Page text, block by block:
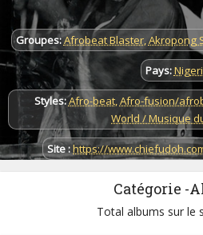
Groupes:Afrobeat Blaster,Akropong
Pays:
Styles:Afro-beat,Afro-fusion/
World / Musique
Site :https://
Catégorie -
Total albums sur le